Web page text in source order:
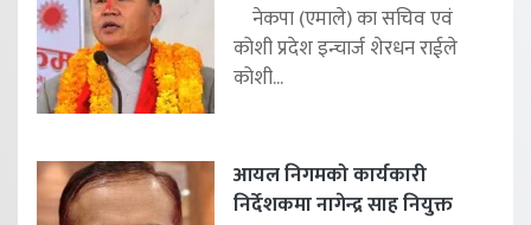
नेकपा (एमाले) का सचिव एवं
कोशी प्रदेश इन्चार्ज शेरधन राईले
कोशी...
आयल निगमको कार्यकारी
निर्देशकमा नागेन्द्र साह नियुक्त